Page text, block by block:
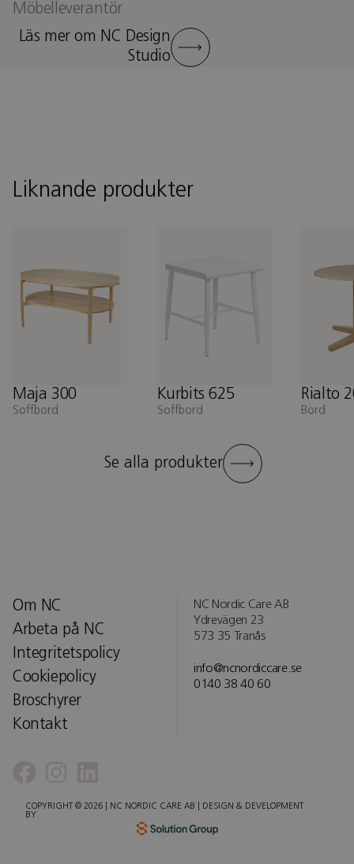
Möbelleverantör
Läs mer om NC Design
Studio
Liknande produkter
Maja 300
Soffbord
Kurbits 625
Soffbord
Rialto
Bord
Se alla produkter
Om NC
Arbeta på NC
Integritetspolicy
Cookiepolicy
Broschyrer
Kontakt
NC Nordic Care AB
Ydrevägen 23
573 35 Tranås
info@ncnordiccare.se
0140 38 40 60
COPYRIGHT © 2026 | NC NORDIC CARE AB | DESIGN & DEVELOPMENT
BY